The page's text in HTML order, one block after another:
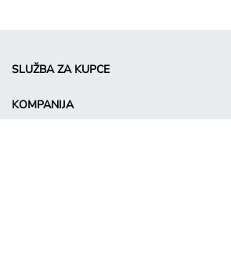
SLUŽBA ZA KUPCE
KOMPANIJA